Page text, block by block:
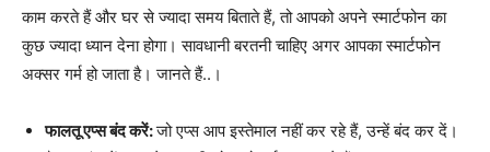
काम करते हैं और घर से ज्यादा समय बिताते हैं, तो आपको अपने स्मार्टफोन का
कुछ ज्यादा ध्यान देना होगा। सावधानी बरतनी चाहिए अगर आपका स्मार्टफोन
अक्सर गर्म हो जाता है। जानते हैं..।
फालतू एप्स बंद करें:जो एप्स आप इस्तेमाल नहीं कर रहे हैं, उन्हें बंद कर दें।